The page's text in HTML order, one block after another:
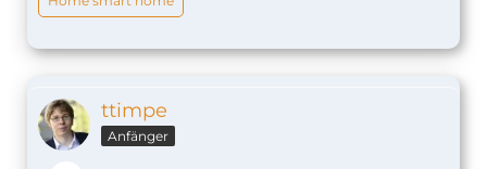
ttimpe
Anfänger